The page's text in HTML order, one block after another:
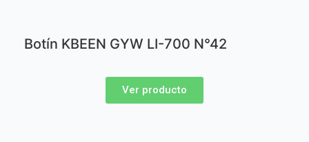
Botín KBEEN GYW LI-700 N°42
Ver producto